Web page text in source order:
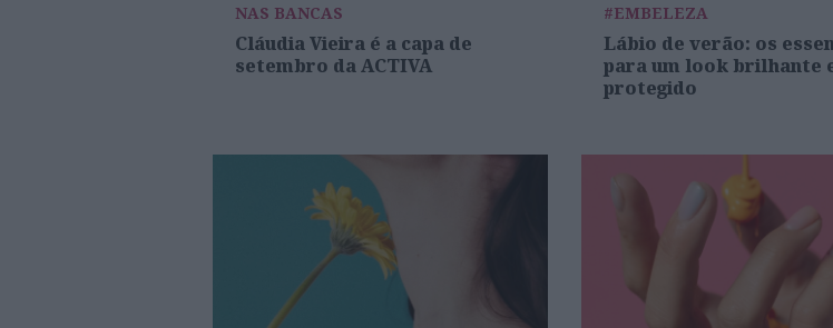
NAS BANCAS
Cláudia Vieira é a capa de
setembro da ACTIVA
#EMBELEZA
Lábio de verão: os
para um look brilhante
protegido